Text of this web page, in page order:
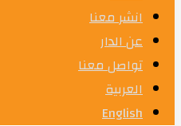
انشر معنا
عن الدار
تواصل معنا
العربية
English